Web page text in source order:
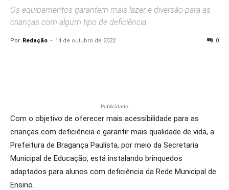
Os equipamentos garantem mais lazer e diversão para as
crianças com algum tipo de deficiência.
Por Redação - 14 de outubro de 2022 0
Publicidade
Com o objetivo de oferecer mais acessibilidade para as
crianças com deficiência e garantir mais qualidade de vida, a
Prefeitura de Bragança Paulista, por meio da Secretaria
Municipal de Educação, está instalando brinquedos
adaptados para alunos com deficiência da Rede Municipal de
Ensino.